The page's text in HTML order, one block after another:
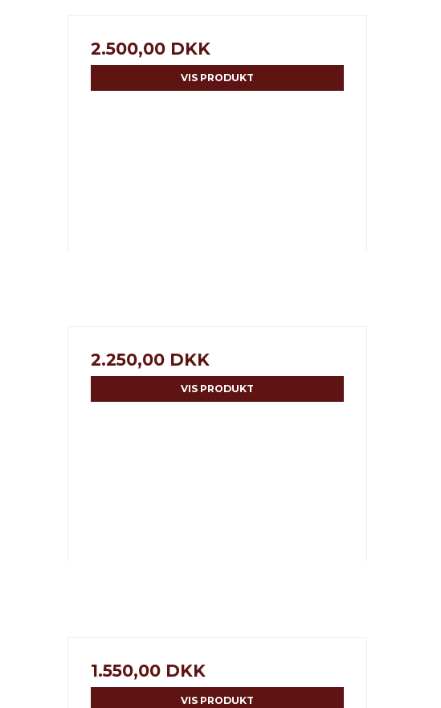
2.500,00 DKK
VIS PRODUKT
2.250,00 DKK
VIS PRODUKT
1.550,00 DKK
VIS PRODUKT